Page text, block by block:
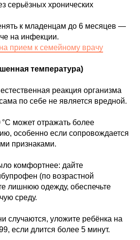
серьёзных хронических
к младенцам до 6 месяцев —
на инфекции.
прием к семейному врачу
температура)
реакция организма
по себе не является вредной.
может отражать более
особенно если сопровождается
признаками.
комфортнее: дайте
(по возрастной
лишнюю одежду, обеспечьте
среду.
случаются, уложите ребёнка на
если длится более 5 минут.